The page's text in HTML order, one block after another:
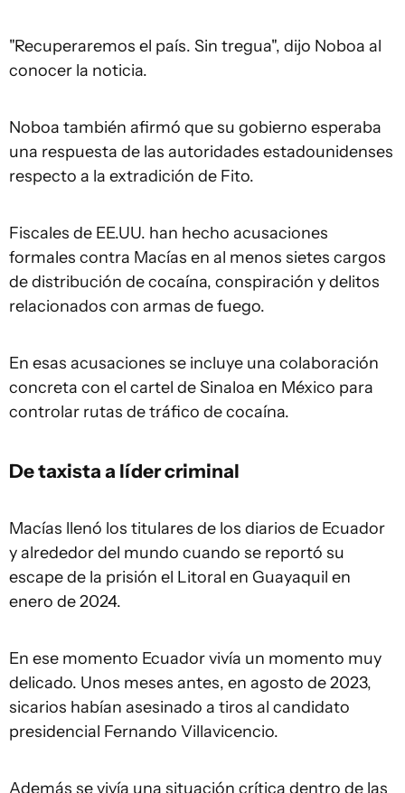
"Recuperaremos el país. Sin tregua", dijo Noboa al
conocer la noticia.
Noboa también afirmó que su gobierno esperaba
una respuesta de las autoridades estadounidenses
respecto a la extradición de Fito.
Fiscales de EE.UU. han hecho acusaciones
formales contra Macías en al menos sietes cargos
de distribución de cocaína, conspiración y delitos
relacionados con armas de fuego.
En esas acusaciones se incluye una colaboración
concreta con el cartel de Sinaloa en México para
controlar rutas de tráfico de cocaína.
De taxista a líder criminal
Macías llenó los titulares de los diarios de Ecuador
y alrededor del mundo cuando se reportó su
escape de la prisión el Litoral en Guayaquil en
enero de 2024.
En ese momento Ecuador vivía un momento muy
delicado. Unos meses antes, en agosto de 2023,
sicarios habían asesinado a tiros al candidato
presidencial Fernando Villavicencio.
Además se vivía una situación crítica dentro de las